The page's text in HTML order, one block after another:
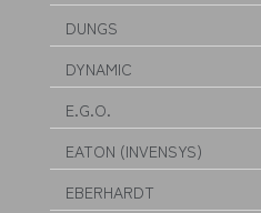
DUNGS
DYNAMIC
E.G.O.
EATON (INVENSYS)
EBERHARDT